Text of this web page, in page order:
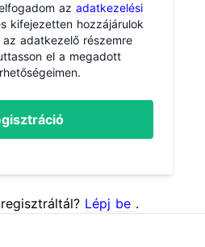
azadatkezelési
kifejezetten hozzájárulok
adatkezelő részemre
el a megadott
Lépj be .